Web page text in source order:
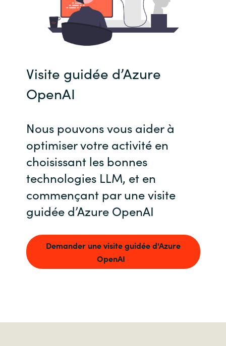
Visite guidée d’Azure
OpenAI
Nous pouvons vous aider à
optimiser votre activité en
choisissant les bonnes
technologies LLM, et en
commençant par une visite
guidée d’Azure OpenAI
Demander une visite guidée d'Azure
OpenAI